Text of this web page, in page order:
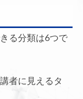
る分類は6つで
者に見えるタ